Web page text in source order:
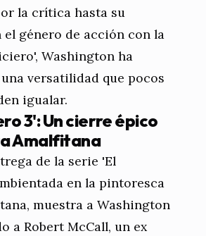
la crítica hasta su
género de acción con la
Washington ha
versatilidad que pocos
igualar.
3': Un cierre épico
Amalfitana
de la serie 'El
en la pintoresca
muestra a Washington
a Robert McCall, un ex